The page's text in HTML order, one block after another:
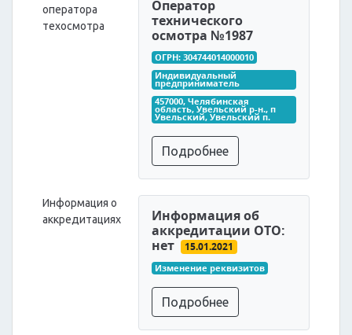
оператора
техосмотра
Оператор
технического
осмотра №1987
ОГРН: 304744014000010
Индивидуальный
предприниматель
457000, Челябинская
область, Увельский р-н., п
Увельский, Увельский п.
Подробнее
Информация о
аккредитациях
Информация об
аккредитации ОТО:
нет
15.01.2021
Изменение реквизитов
Подробнее